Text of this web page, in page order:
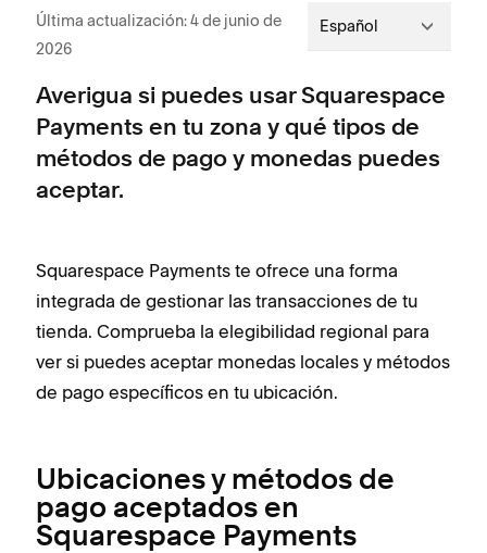
Última actualización: 4 de junio de
2026
Español
Averigua si puedes usar Squarespace
Payments en tu zona y qué tipos de
métodos de pago y monedas puedes
aceptar.
Squarespace Payments te ofrece una forma
integrada de gestionar las transacciones de tu
tienda. Comprueba la elegibilidad regional para
ver si puedes aceptar monedas locales y métodos
de pago específicos en tu ubicación.
Ubicaciones y métodos de
pago aceptados en
Squarespace Payments